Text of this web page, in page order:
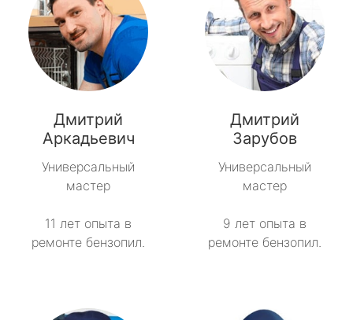
Дмитрий
Аркадьевич
Универсальный
мастер
11 лет опыта в
ремонте бензопил.
Дмитрий
Зарубов
Универсальный
мастер
9 лет опыта в
ремонте бензопил.